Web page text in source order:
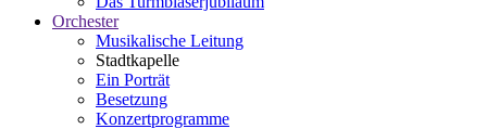
Orchester
Musikalische Leitung
Stadtkapelle
Ein Porträt
Besetzung
Konzertprogramme